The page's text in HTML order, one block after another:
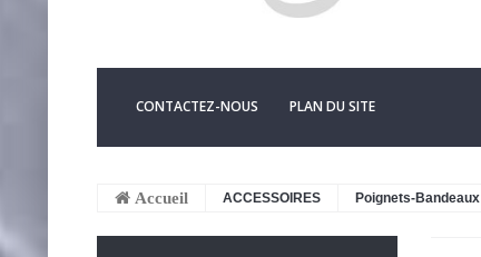
CONTACTEZ-NOUS PLAN DU SITE
Accueil ACCESSOIRES Poignets-Bandeaux